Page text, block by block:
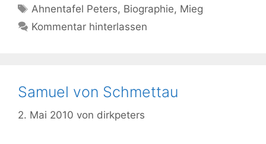
Schlagwörter
Ahnentafel Peters, Biographie, Mieg
Kommentar hinterlassen
Samuel von Schmettau
2. Mai 2010 von dirkpeters